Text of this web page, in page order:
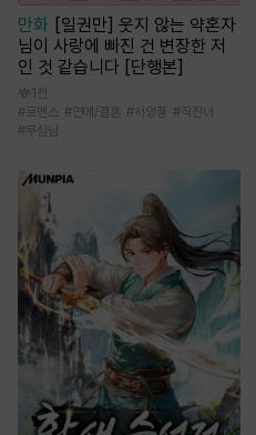
만화 [일권만] 웃지 않는 약혼자
님이 사랑에 빠진 건 변장한 저
인 것 같습니다 [단행본]
1천
#로맨스 #연애/결혼 #서양풍 #직진녀
#무심남